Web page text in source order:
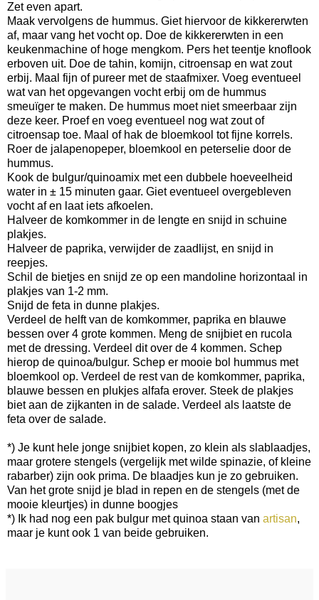
Zet even apart.
Maak vervolgens de hummus. Giet hiervoor de kikkererwten
af, maar vang het vocht op. Doe de kikkererwten in een
keukenmachine of hoge mengkom. Pers het teentje knoflook
erboven uit. Doe de tahin, komijn, citroensap en wat zout
erbij. Maal fijn of pureer met de staafmixer. Voeg eventueel
wat van het opgevangen vocht erbij om de hummus
smeuïger te maken. De hummus moet niet smeerbaar zijn
deze keer. Proef en voeg eventueel nog wat zout of
citroensap toe. Maal of hak de bloemkool tot fijne korrels.
Roer de jalapenopeper, bloemkool en peterselie door de
hummus.
Kook de bulgur/quinoamix met een dubbele hoeveelheid
water in ± 15 minuten gaar. Giet eventueel overgebleven
vocht af en laat iets afkoelen.
Halveer de komkommer in de lengte en snijd in schuine
plakjes.
Halveer de paprika, verwijder de zaadlijst, en snijd in
reepjes.
Schil de bietjes en snijd ze op een mandoline horizontaal in
plakjes van 1-2 mm.
Snijd de feta in dunne plakjes.
Verdeel de helft van de komkommer, paprika en blauwe
bessen over 4 grote kommen. Meng de snijbiet en rucola
met de dressing. Verdeel dit over de 4 kommen. Schep
hierop de quinoa/bulgur. Schep er mooie bol hummus met
bloemkool op. Verdeel de rest van de komkommer, paprika,
blauwe bessen en plukjes alfafa erover. Steek de plakjes
biet aan de zijkanten in de salade. Verdeel als laatste de
feta over de salade.
*) Je kunt hele jonge snijbiet kopen, zo klein als slablaadjes,
maar grotere stengels (vergelijk met wilde spinazie, of kleine
rabarber) zijn ook prima. De blaadjes kun je zo gebruiken.
Van het grote snijd je blad in repen en de stengels (met de
mooie kleurtjes) in dunne boogjes
*) Ik had nog een pak bulgur met quinoa staan van artisan,
maar je kunt ook 1 van beide gebruiken.